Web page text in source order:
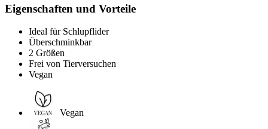
Eigenschaften und Vorteile
Ideal für Schlupflider
Überschminkbar
2 Größen
Frei von Tierversuchen
Vegan
Vegan